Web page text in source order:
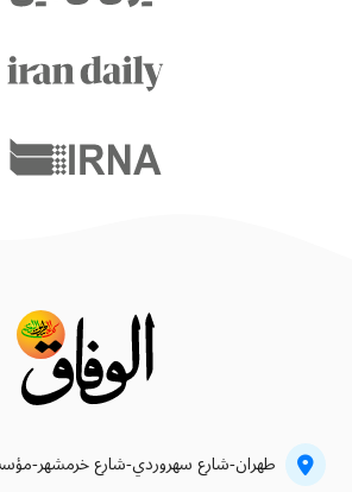
طهران-شارع سهروردي-شارع خرمشهر-